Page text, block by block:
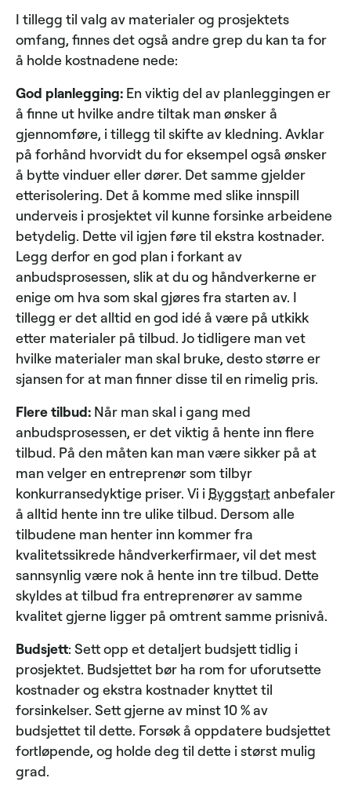
I tillegg til valg av materialer og prosjektets
omfang, finnes det også andre grep du kan ta for
å holde kostnadene nede:
God planlegging: En viktig del av planleggingen er
å finne ut hvilke andre tiltak man ønsker å
gjennomføre, i tillegg til skifte av kledning. Avklar
på forhånd hvorvidt du for eksempel også ønsker
å bytte vinduer eller dører. Det samme gjelder
etterisolering. Det å komme med slike innspill
underveis i prosjektet vil kunne forsinke arbeidene
betydelig. Dette vil igjen føre til ekstra kostnader.
Legg derfor en god plan i forkant av
anbudsprosessen, slik at du og håndverkerne er
enige om hva som skal gjøres fra starten av. I
tillegg er det alltid en god idé å være på utkikk
etter materialer på tilbud. Jo tidligere man vet
hvilke materialer man skal bruke, desto større er
sjansen for at man finner disse til en rimelig pris.
Flere tilbud: Når man skal i gang med
anbudsprosessen, er det viktig å hente inn flere
tilbud. På den måten kan man være sikker på at
man velger en entreprenør som tilbyr
konkurransedyktige priser. Vi i Byggstartanbefaler
å alltid hente inn tre ulike tilbud. Dersom alle
tilbudene man henter inn kommer fra
kvalitetssikrede håndverkerfirmaer, vil det mest
sannsynlig være nok å hente inn tre tilbud. Dette
skyldes at tilbud fra entreprenører av samme
kvalitet gjerne ligger på omtrent samme prisnivå.
Budsjett: Sett opp et detaljert budsjett tidlig i
prosjektet. Budsjettet bør ha rom for uforutsette
kostnader og ekstra kostnader knyttet til
forsinkelser. Sett gjerne av minst 10 % av
budsjettet til dette. Forsøk å oppdatere budsjettet
fortløpende, og holde deg til dette i størst mulig
grad.